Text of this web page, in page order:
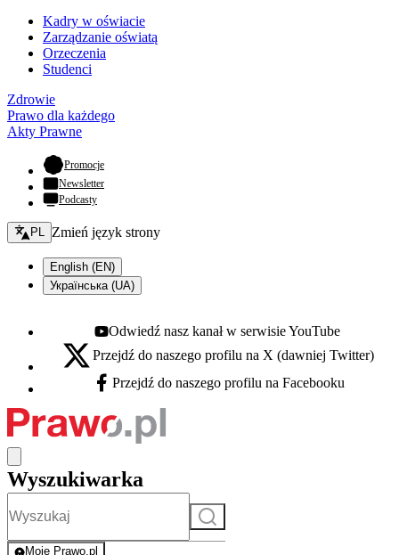
Kadry w oświacie
Zarządzanie oświatą
Orzeczenia
Studenci
Zdrowie
Prawo dla każdego
Akty Prawne
Promocje- otwiera się w nowej karcie
Newsletter
Podcasty
Zmień język - bieżący:
PL Zmień język strony
English (EN)
Українська (UA)
Youtube - otwiera się w nowej karcie
Odwiedź nasz kanał w serwisie YouTube
X - otwiera się w nowej karcie
Przejdź do naszego profilu na X (dawniej Twitter)
Facebook - otwiera się w nowej karcie
Przejdź do naszego profilu na Facebooku
Wyszukiwarka
Szukaj
Moje Prawo.pl